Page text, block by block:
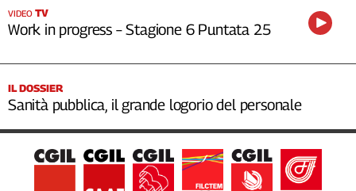
VIDEO TV
Work in progress – Stagione 6 Puntata 25
IL DOSSIER
Sanità pubblica, il grande logorio del personale